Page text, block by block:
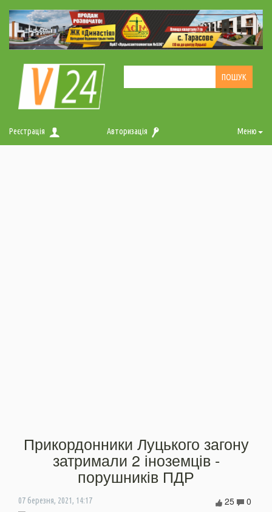
Реєстрація Авторизація Меню
Прикордонники Луцького загону
затримали 2 іноземців -
порушників ПДР
07 березня, 2021, 14:17 0
25